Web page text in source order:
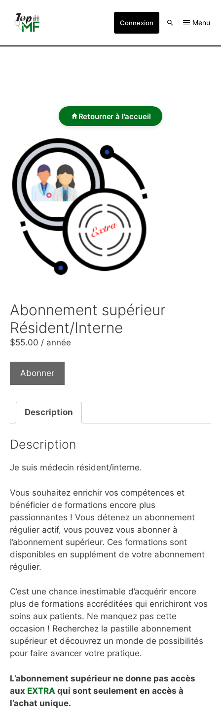
Connexion Menu
Retourner à l'accueil
Abonnement supérieur
Résident/Interne
$55.00 / année
Abonner
Description
Description
Je suis médecin résident/interne.
Vous souhaitez enrichir vos compétences et
bénéficier de formations encore plus
passionnantes ! Vous détenez un abonnement
régulier actif, vous pouvez vous abonner à
l’abonnement supérieur. Ces formations sont
disponibles en supplément de votre abonnement
régulier.
C’est une chance inestimable d’acquérir encore
plus de formations accréditées qui enrichiront vos
soins aux patients. Ne manquez pas cette
occasion ! Recherchez la pastille abonnement
supérieur et découvrez un monde de possibilités
pour faire avancer votre pratique.
L’abonnement supérieur ne donne pas accès
aux EXTRA qui sont seulement en accès à
l’achat unique.